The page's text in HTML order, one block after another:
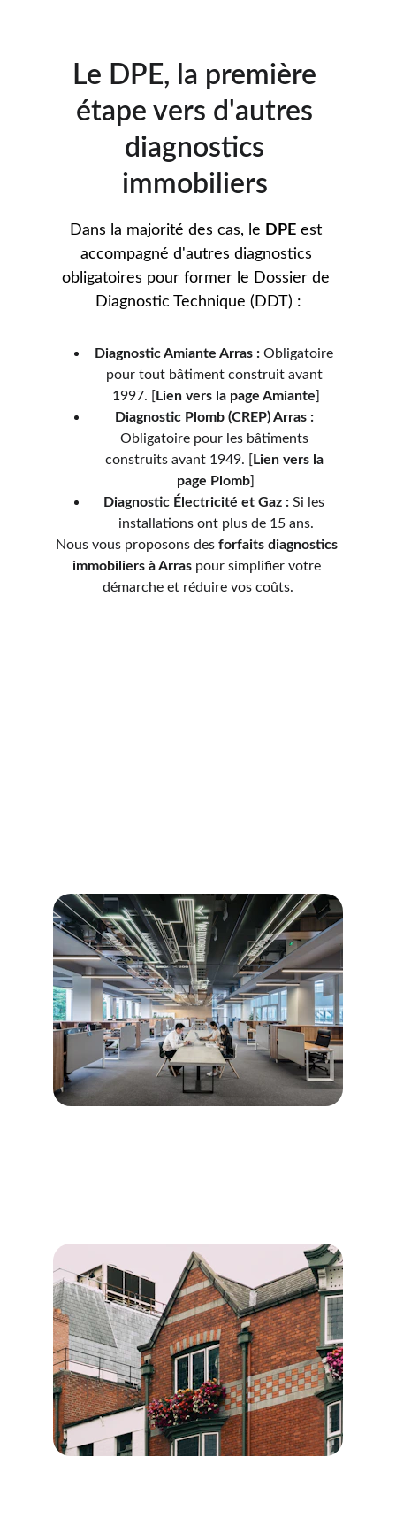
Le DPE, la première
étape vers d'autres
diagnostics
immobiliers
Dans la majorité des cas, le DPE est
accompagné d'autres diagnostics
obligatoires pour former le Dossier de
Diagnostic Technique (DDT) :
Diagnostic Amiante Arras : Obligatoire
pour tout bâtiment construit avant
1997. [ Lien vers la page Amiante]
Diagnostic Plomb (CREP) Arras :
Obligatoire pour les bâtiments
construits avant 1949. [ Lien vers la
page Plomb]
Diagnostic Électricité et Gaz : Si les
installations ont plus de 15 ans.
Nous vous proposons des forfaits diagnostics
immobiliers à Arras pour simplifier votre
démarche et réduire vos coûts.